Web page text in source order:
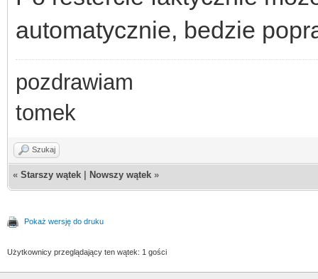
automatycznie, bedzie
pozdrawiam
tomek
Szukaj
« Starszy wątek Nowszy wątek »
Pokaż wersję do druku
Użytkownicy przeglądający ten wątek: 1 gości